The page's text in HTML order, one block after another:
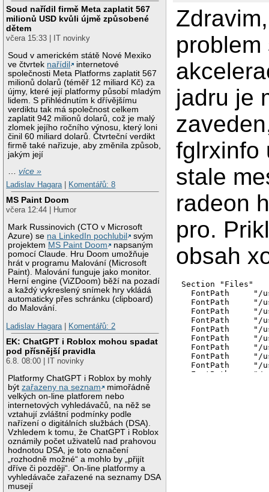
Soud nařídil firmě Meta zaplatit 567
milionů USD kvůli újmě způsobené
dětem
včera 15:33 | IT novinky
Soud v americkém státě Nové Mexiko
ve čtvrtek nařídil
internetové
společnosti Meta Platforms zaplatit 567
milionů dolarů (téměř 12 miliard Kč) za
újmy, které její platformy působí mladým
lidem. S přihlédnutím k dřívějšímu
verdiktu tak má společnost celkem
zaplatit 942 milionů dolarů, což je malý
zlomek jejího ročního výnosu, který loni
činil 60 miliard dolarů. Čtvrteční verdikt
firmě také nařizuje, aby změnila způsob,
jakým její
…více »
Ladislav Hagara
Komentářů: 8
MS Paint Doom
včera 12:44 | Humor
Mark Russinovich (CTO v Microsoft
Azure) se na LinkedIn pochlubil
svým
projektem MS Paint Doom
napsaným
pomocí Claude. Hru Doom umožňuje
hrát v programu Malování (Microsoft
Paint). Malování funguje jako monitor.
Herní engine (ViZDoom) běží na pozadí
a každý vykreslený snímek hry vkládá
automaticky přes schránku (clipboard)
do Malování.
Ladislav Hagara
Komentářů: 2
EK: ChatGPT i Roblox mohou spadat
pod přísnější pravidla
6.8. 08:00 | IT novinky
Platformy ChatGPT i Roblox by mohly
býtzařazeny na seznam
mimořádně
velkých on-line platforem nebo
internetových vyhledávačů, na něž se
vztahují zvláštní podmínky podle
nařízení o digitálních službách (DSA).
Vzhledem k tomu, že ChatGPT i Roblox
oznámily počet uživatelů nad prahovou
hodnotou DSA, je toto označení
„rozhodně možné“ a mohlo by „přijít
dříve či později“. On-line platformy a
vyhledávače zařazené na seznamy DSA
musejí
problem
jadru je
fglrxinfo
stale
radeon
pro.
obsah
Section "Files"
FontPath     "/
FontPath     "/
FontPath     "/
FontPath     "/
FontPath     "/
FontPath     "/
FontPath     "/
FontPath     "/
FontPath     "/
FontPath     "/